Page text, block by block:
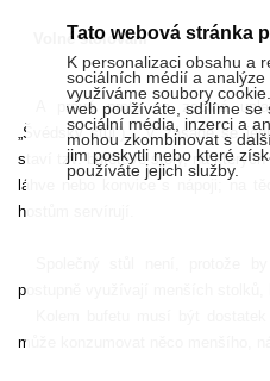
Volné stolování
A právě proto se začíná
„Švédský stůl“) . V zásadě se
staví tzv. bufetové stoly, na
láhve nebo konvice s nápoji; na
hostům servírují.
postupně využívají menších stolků,
Kolem bufetu musí být
může konzumovat něco menšího,
Tato webová stránka
K personalizaci obsahu a
sociálních médií a
využíváme soubory
web používáte, sdílíme se
sociální média, inzerci a
mohou zkombinovat s
jim poskytli nebo které
používáte jejich služby.